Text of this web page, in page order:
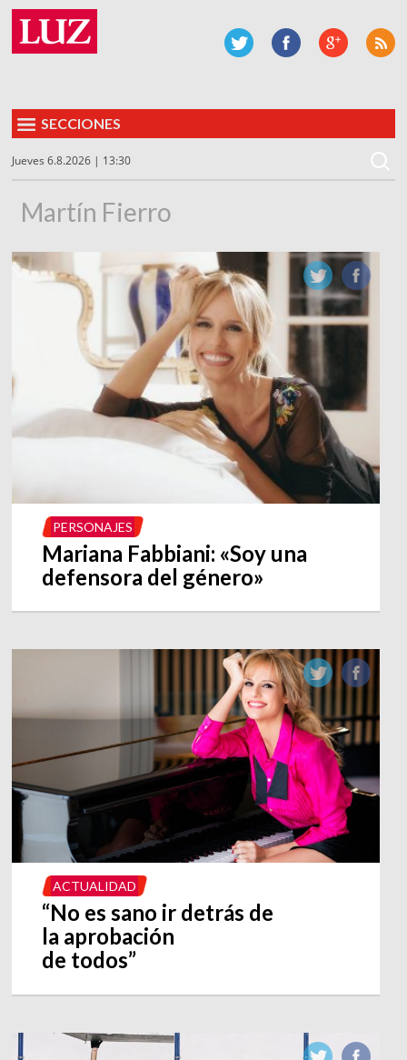
SECCIONES
Jueves 6.8.2026 | 13:30
Martín Fierro
PERSONAJES
Mariana Fabbiani: «Soy una
defensora del género»
ACTUALIDAD
“No es sano ir detrás de
la aprobación
de todos”